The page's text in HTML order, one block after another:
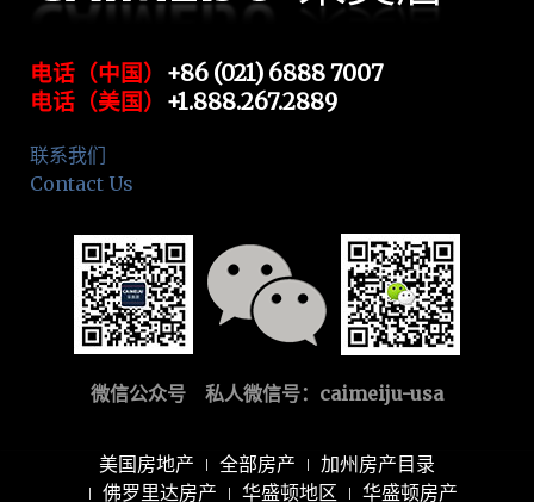
电话（中国） +86 (021) 6888 7007
电话（美国） +1.888.267.2889
联系我们
Contact Us
微信公众号 私人微信号： caimeiju-usa
美国房地产 全部房产
加州房产目录
佛罗里达房产
华盛顿地区 华盛顿房产